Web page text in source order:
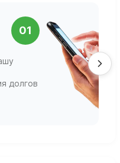
01
долгов